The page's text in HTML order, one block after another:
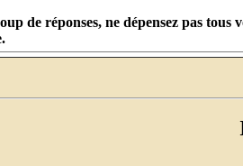
de réponses, ne dépensez pas